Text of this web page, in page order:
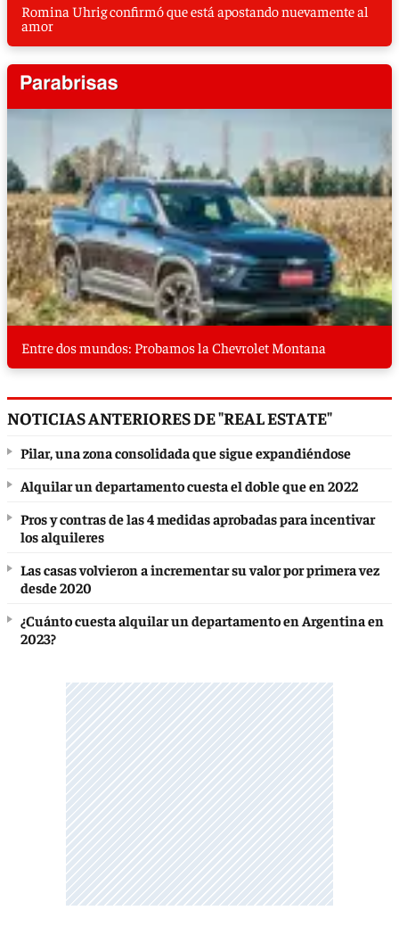
Romina Uhrig confirmó que está apostando nuevamente al
amor
Entre dos mundos: Probamos la Chevrolet Montana
NOTICIAS ANTERIORES DE "REAL ESTATE"
Pilar, una zona consolidada que sigue expandiéndose
Alquilar un departamento cuesta el doble que en 2022
Pros y contras de las 4 medidas aprobadas para incentivar
los alquileres
Las casas volvieron a incrementar su valor por primera vez
desde 2020
¿Cuánto cuesta alquilar un departamento en Argentina en
2023?